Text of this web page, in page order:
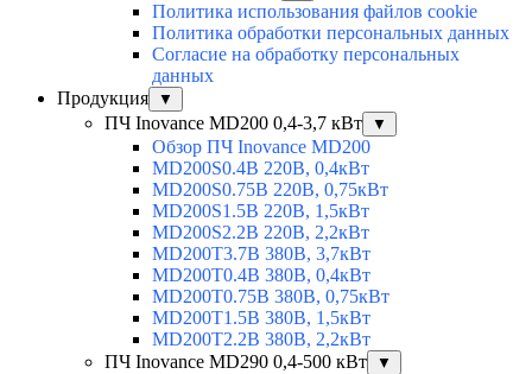
Политика использования файлов cookie
Политика обработки персональных данных
Согласие на обработку персональных
данных
Продукция
▼
ПЧ Inovance MD200 0,4-3,7 кВт ▼
Обзор ПЧ Inovance MD200
MD200S0.4B 220В, 0,4кВт
MD200S0.75B 220В, 0,75кВт
MD200S1.5B 220В, 1,5кВт
MD200S2.2B 220В, 2,2кВт
MD200T3.7B 380В, 3,7кВт
MD200T0.4B 380В, 0,4кВт
MD200T0.75B 380В, 0,75кВт
MD200T1.5B 380В, 1,5кВт
MD200T2.2B 380В, 2,2кВт
ПЧ Inovance MD290 0,4-500 кВт
▼